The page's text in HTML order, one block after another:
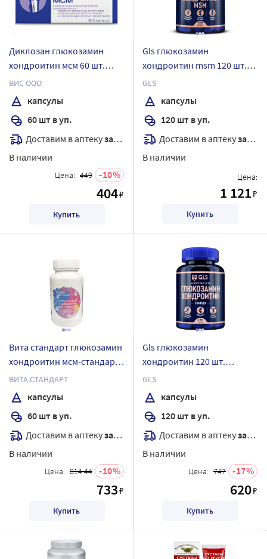
Диклозан глюкозамин
хондроитин мсм 60 шт.
капсулы массой 0,46 г
ВИС ООО
капсулы
60 шт в уп.
Доставим в аптекузавтра
В наличии
Цена: 449 10
404₽
Купить
Gls глюкозамин
хондроитин msm 120 шт.
капсулы массой 800 мг
GLS
капсулы
120 шт в уп.
Доставим в аптекузавтра
В наличии
Цена:
1 121₽
Купить
Вита стандарт глюкозамин
хондроитин мсм-стандарт
60 шт. капсулы массой 565
мг
ВИТА СТАНДАРТ
капсулы
60 шт в уп.
Доставим в аптекузавтра
В наличии
Цена: 814.44 10
733₽
Купить
Gls глюкозамин
хондроитин 120 шт.
капсулы массой 400 мг
GLS
капсулы
120 шт в уп.
Доставим в аптекузавтра
В наличии
Цена: 747 17
620₽
Купить